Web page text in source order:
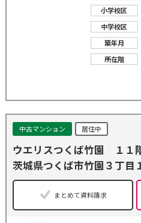
小学校区
中学校区
築年月
所在階
中古マンション 居住中
ウエリスつくば竹園 １１
茨城県つくば市竹園３丁目
まとめて資料請求